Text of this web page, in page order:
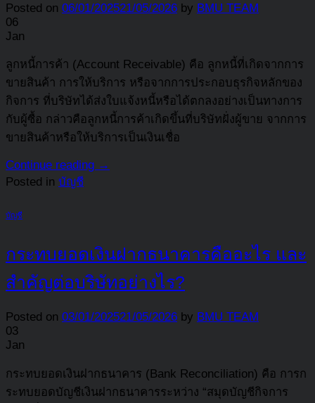
Posted on 06/01/202521/05/2026 by BMU TEAM
06
Jan
ลูกหนี้การค้า (Account Receivable) คือ ลูกหนี้ที่เกิดจากการ
ขายสินค้า การให้บริการ หรือจากการประกอบธุรกิจหลักของ
กิจการ ที่บริษัทได้ส่งใบแจ้งหนี้หรือได้ตกลงอย่างเป็นทางการ
กับผู้ซื้อ กล่าวคือลูกหนี้การค้าเกิดขึ้นที่บริษัทฝั่งผู้ขาย จากการ
ขายสินค้าหรือให้บริการเป็นเงินเชื่อ
Continue reading →
Posted in บัญชี
บัญชี
กระทบยอดเงินฝากธนาคารคืออะไร และ
สำคัญต่อบริษัทอย่างไร?
Posted on 03/01/202521/05/2026 by BMU TEAM
03
Jan
กระทบยอดเงินฝากธนาคาร (Bank Reconciliation) คือ การก
ระทบยอดบัญชีเงินฝากธนาคารระหว่าง “สมุดบัญชีกิจการ